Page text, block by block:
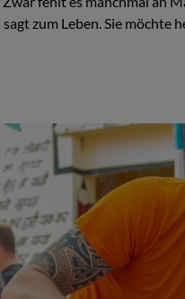
zum Leben. Sie